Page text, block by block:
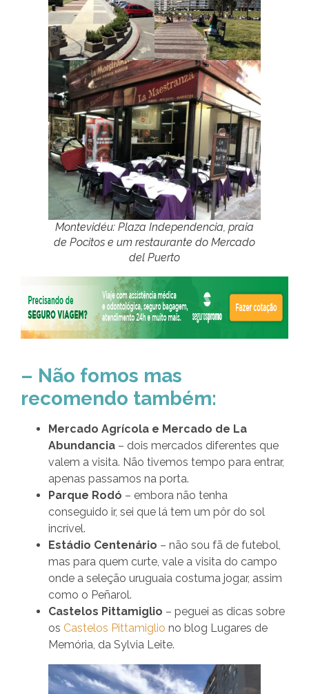
Montevidéu: Plaza Independencia, praia
de Pocitos e um restaurante do Mercado
del Puerto
– Não fomos mas
recomendo também:
Mercado Agrícola e Mercado de La
Abundancia – dois mercados diferentes que
valem a visita. Não tivemos tempo para entrar,
apenas passamos na porta.
Parque Rodó – embora não tenha
conseguido ir, sei que lá tem um pôr do sol
incrível.
Estádio Centenário – não sou fã de futebol,
mas para quem curte, vale a visita do campo
onde a seleção uruguaia costuma jogar, assim
como o Peñarol.
Castelos Pittamiglio – peguei as dicas sobre
os Castelos Pittamiglio no blog Lugares de
Memória, da Sylvia Leite.